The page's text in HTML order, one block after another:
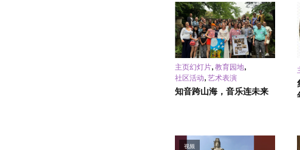
主页幻灯片 教育园地
社区活动 艺术表演
知音跨山海，音乐连未来
视频